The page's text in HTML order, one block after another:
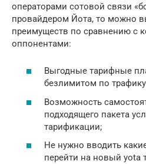
операторами сотовой связи
провайдером Йота, то можно
преимуществ по сравнению с
оппонентами:
Выгодные тарифные
безлимитом по
Возможность
подходящего пакета
тарификации;
Не нужно вводить
перейти на новый yota